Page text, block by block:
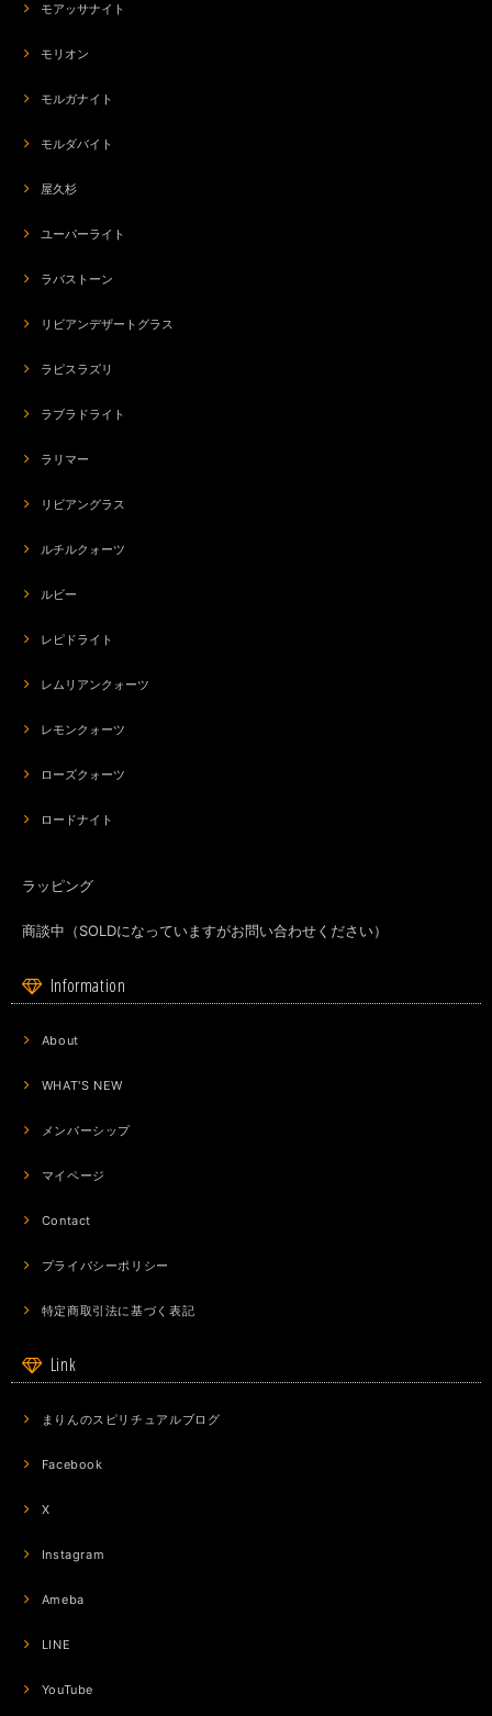
モアッサナイト
モリオン
モルガナイト
モルダバイト
屋久杉
ユーパーライト
ラバストーン
リビアンデザートグラス
ラピスラズリ
ラブラドライト
ラリマー
リビアングラス
ルチルクォーツ
ルビー
レピドライト
レムリアンクォーツ
レモンクォーツ
ローズクォーツ
ロードナイト
ラッピング
商談中（SOLDになっていますがお問い合わせください）
Information
About
WHAT'S NEW
メンバーシップ
マイページ
Contact
プライバシーポリシー
特定商取引法に基づく表記
Link
まりんのスピリチュアルブログ
Facebook
X
Instagram
Ameba
LINE
YouTube